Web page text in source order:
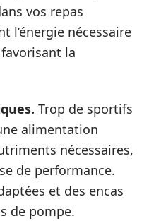
vos repas
l’énergie nécessaire
la
Trop de sportifs
alimentation
nécessaires,
de performance.
et des encas
de pompe.